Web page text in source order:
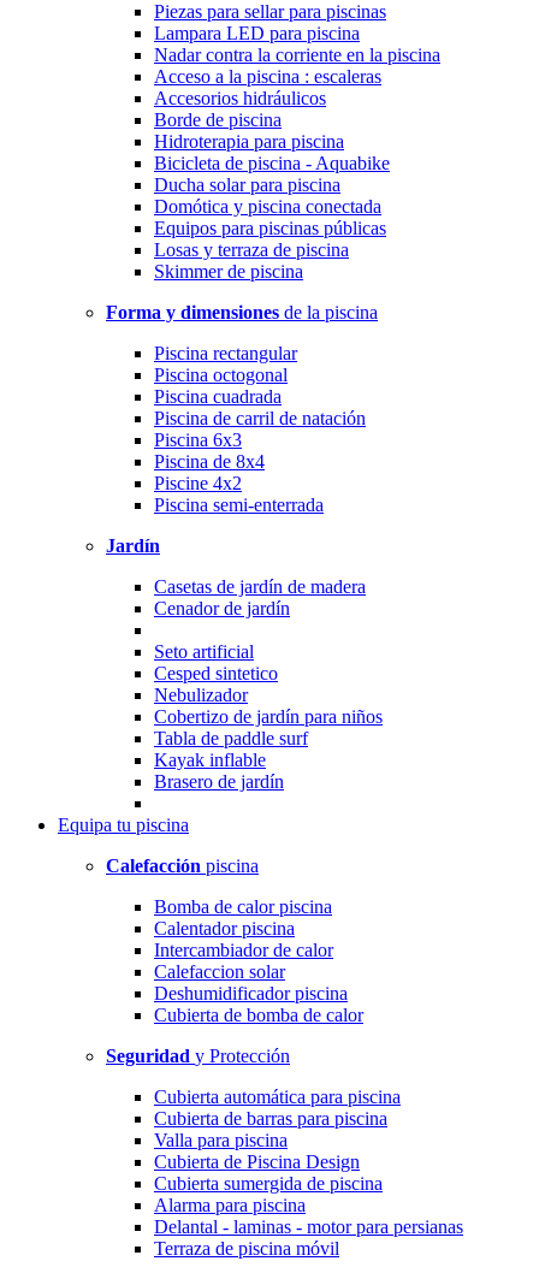
Piezas para sellar para piscinas
Lampara LED para piscina
Nadar contra la corriente en la piscina
Acceso a la piscina : escaleras
Accesorios hidráulicos
Borde de piscina
Hidroterapia para piscina
Bicicleta de piscina - Aquabike
Ducha solar para piscina
Domótica y piscina conectada
Equipos para piscinas públicas
Losas y terraza de piscina
Skimmer de piscina
Forma y dimensiones de la piscina
Piscina rectangular
Piscina octogonal
Piscina cuadrada
Piscina de carril de natación
Piscina 6x3
Piscina de 8x4
Piscine 4x2
Piscina semi-enterrada
Jardín
Casetas de jardín de madera
Cenador de jardín
Seto artificial
Cesped sintetico
Nebulizador
Cobertizo de jardín para niños
Tabla de paddle surf
Kayak inflable
Brasero de jardín
Equipa tu piscina
Calefacción piscina
Bomba de calor piscina
Calentador piscina
Intercambiador de calor
Calefaccion solar
Deshumidificador piscina
Cubierta de bomba de calor
Seguridad y Protección
Cubierta automática para piscina
Cubierta de barras para piscina
Valla para piscina
Cubierta de Piscina Design
Cubierta sumergida de piscina
Alarma para piscina
Delantal - laminas - motor para persianas
Terraza de piscina móvil